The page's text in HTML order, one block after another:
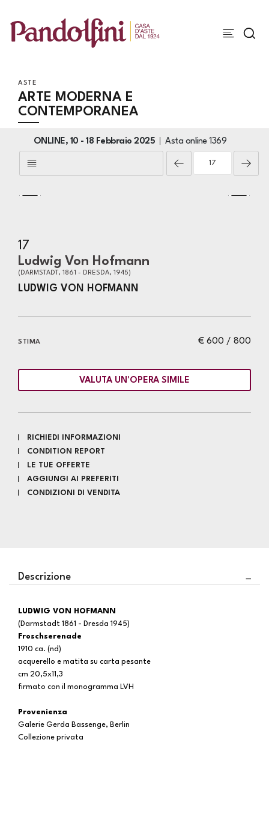
ASTE
ARTE MODERNA E
CONTEMPORANEA
ONLINE, 10 -18 Febbraio 2025 Asta online1369
17
Ludwig Von Hofmann
(DARMSTADT, 1861 - DRESDA, 1945)
LUDWIG VON HOFMANN
€ 600 / 800
STIMA
VALUTA UN'OPERA SIMILE
RICHIEDI INFORMAZIONI
CONDITION REPORT
LE TUE OFFERTE
AGGIUNGI AI PREFERITI
CONDIZIONI DI VENDITA
Descrizione
LUDWIG VON HOFMANN
(Darmstadt 1861 - Dresda 1945)
Froschserenade
1910 ca. (nd)
acquerello e matita su carta pesante
cm 20,5x11,3
firmato con il monogramma LVH
Provenienza
Galerie Gerda Bassenge, Berlin
Collezione privata